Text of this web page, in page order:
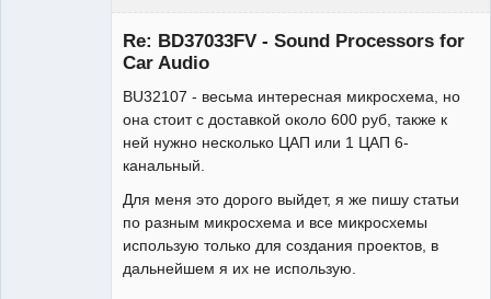
Re: BD37033FV - Sound Processors for
Car Audio
BU32107 - весьма интересная микросхема, но
она стоит с доставкой около 600 руб, также к
ней нужно несколько ЦАП или 1 ЦАП 6-
канальный.
Для меня это дорого выйдет, я же пишу статьи
по разным микросхема и все микросхемы
использую только для создания проектов, в
дальнейшем я их не использую.